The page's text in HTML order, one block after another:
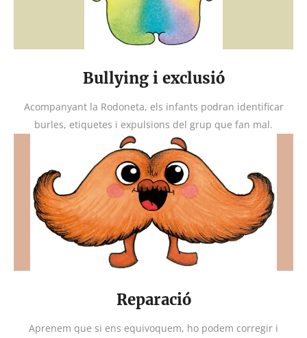
Bullying i exclusió
Acompanyant la Rodoneta, els infants podran identificar
burles, etiquetes i expulsions del grup que fan mal.
Reparació
Aprenem que si ens equivoquem, ho podem corregir i